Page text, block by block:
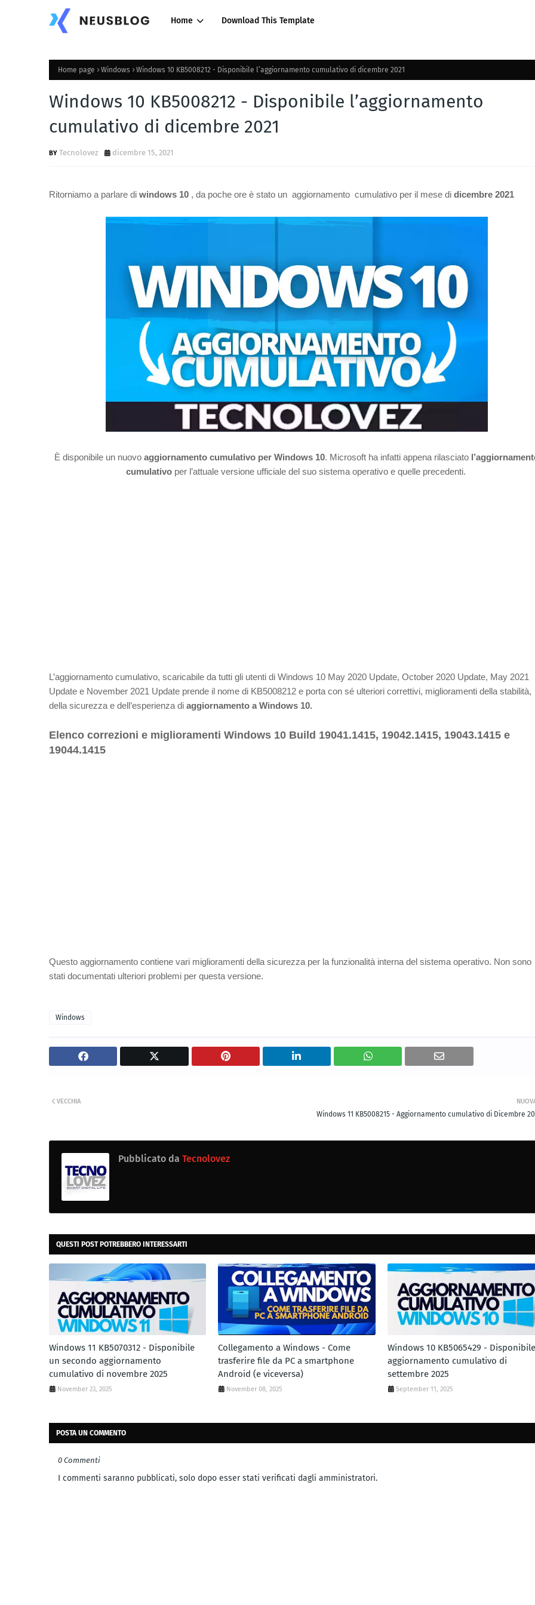
Home Download This Template
Home page Windows Windows 10 KB5008212 - Disponibile l’aggiornamento cumulativo di dicembre 2021
Windows 10 KB5008212 - Disponibile l’aggiornamento
cumulativo di dicembre 2021
Tecnolovez dicembre 15, 2021
Ritorniamo a parlare di windows 10 , da poche ore è stato un aggiornamento cumulativo per il mese di dicembre 2021
È disponibile un nuovo aggiornamento cumulativo per Windows 10. Microsoft ha infatti appena rilasciato
cumulativoper l’attuale versione ufficiale del suo sistema operativo e quelle precedenti.
L’aggiornamento cumulativo, scaricabile da tutti gli utenti di Windows 10 May 2020 Update, October 2020 Update, May 2021
Update e November 2021 Update prende il nome di KB5008212 e porta con sé ulteriori correttivi, miglioramenti della stabilità,
della sicurezza e dell’esperienza di aggiornamento a Windows 10.
Elenco correzioni e miglioramenti Windows 10 Build 19041.1415, 19042.1415, 19043.1415 e
19044.1415
Questo aggiornamento contiene vari miglioramenti della sicurezza per la funzionalità interna del sistema operativo. Non sono
stati documentati ulteriori problemi per questa versione.
Windows
Windows 11 KB5008215 - Aggiornamento cumulativo di Dicembre
VECCHIA
Pubblicato da Tecnolovez
QUESTI POST POTREBBERO INTERESSARTI
Windows 11 KB5070312 - Disponibile
un secondo aggiornamento
cumulativo di novembre 2025
November 23, 2025
Collegamento a Windows - Come
trasferire file da PC a smartphone
Android (e viceversa)
November 08, 2025
Windows 10 KB5065429 - Disponibile
aggiornamento cumulativo di
settembre 2025
September 11, 2025
POSTA UN COMMENTO
0 Commenti
I commenti saranno pubblicati, solo dopo esser stati verificati dagli amministratori.